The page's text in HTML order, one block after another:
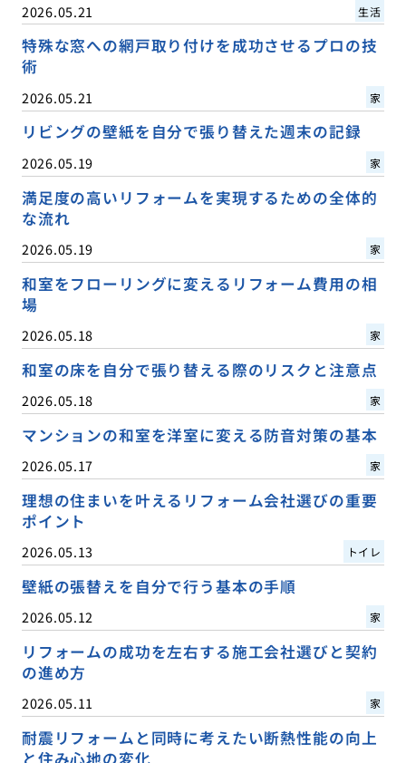
2026.05.21 生活
特殊な窓への網戸取り付けを成功させるプロの技
術
2026.05.21 家
リビングの壁紙を自分で張り替えた週末の記録
2026.05.19 家
満足度の高いリフォームを実現するための全体的
な流れ
2026.05.19 家
和室をフローリングに変えるリフォーム費用の相
場
2026.05.18 家
和室の床を自分で張り替える際のリスクと注意点
2026.05.18 家
マンションの和室を洋室に変える防音対策の基本
2026.05.17 家
理想の住まいを叶えるリフォーム会社選びの重要
ポイント
2026.05.13 トイレ
壁紙の張替えを自分で行う基本の手順
2026.05.12 家
リフォームの成功を左右する施工会社選びと契約
の進め方
2026.05.11 家
耐震リフォームと同時に考えたい断熱性能の向上
と住み心地の変化